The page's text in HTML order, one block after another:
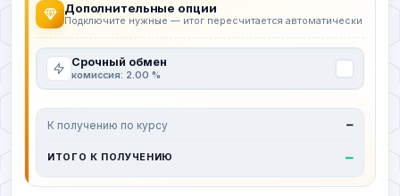
Дополнительные опции
Подключите нужные — итог пересчитается автоматически
Срочный обмен
комиссия: 2.00 %
К получению по курсу —
ИТОГО К ПОЛУЧЕНИЮ —